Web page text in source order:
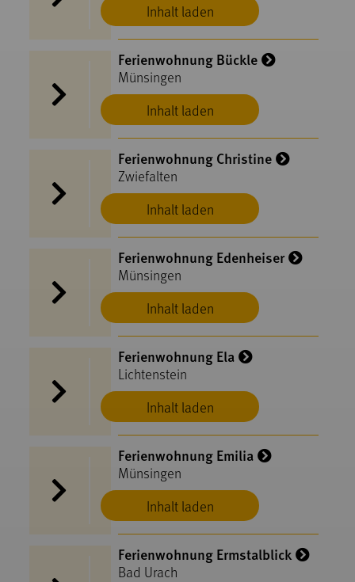
Inhalt laden
Inhalt laden
Ferienwohnung Bückle
Münsingen
Inhalt laden
Ferienwohnung Christine
Zwiefalten
Inhalt laden
Ferienwohnung Edenheiser
Münsingen
Inhalt laden
Ferienwohnung Ela
Lichtenstein
Inhalt laden
Ferienwohnung Emilia
Münsingen
Ferienwohnung Ermstalblick
Bad Urach